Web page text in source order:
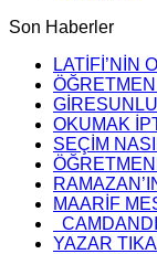
Son Haberler
LATİFİ’NİN
OKUMAK
SEÇİM
MAARİF
YAZAR